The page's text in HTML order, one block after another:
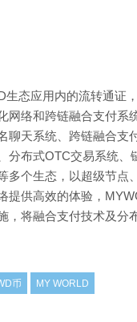
生态应用内的流转通证
网络和跨链融合支付系
聊天系统、跨链融合支
分布式OTC交易系统、
多个生态，以超级节点
提供高效的体验，
，将融合支付技术及分
币 MY WORLD